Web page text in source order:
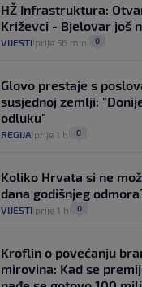
HŽ Infrastruktura:
Križevci - Bjelovar još
VIJESTI prije 56 min 0
Glovo prestaje s
susjednoj zemlji:
odluku"
REGIJA prije 1 h 0
Koliko Hrvata si ne
dana godišnjeg
VIJESTI prije 1 h 0
Kroflin o povećanju
mirovina: Kad se